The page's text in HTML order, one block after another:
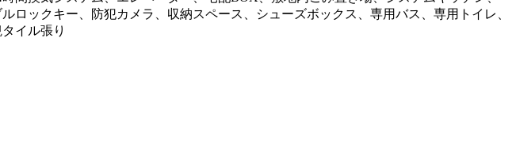
ックキー、防犯カメラ、収納スペース、シューズボックス、専用バス、専用トイレ、
イル張り